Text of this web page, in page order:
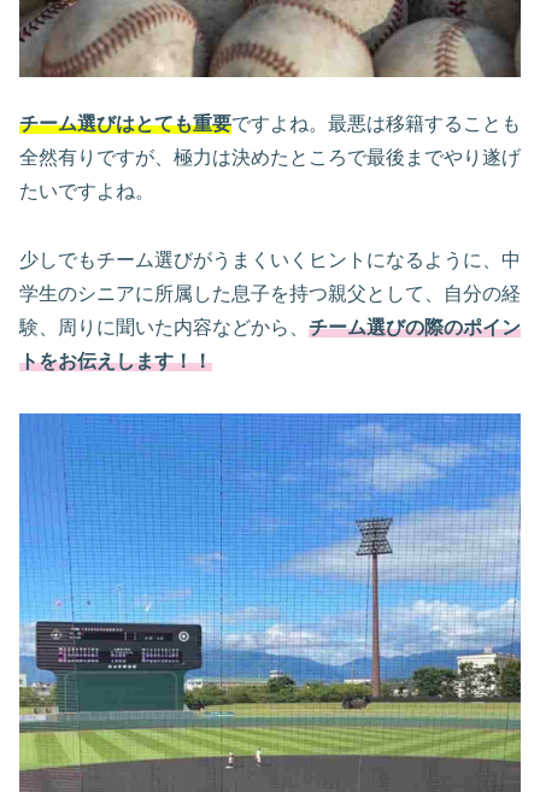
チーム選びはとても重要ですよね。最悪は移籍することも
全然有りですが、極力は決めたところで最後までやり遂げ
たいですよね。
少しでもチーム選びがうまくいくヒントになるように、中
学生のシニアに所属した息子を持つ親父として、自分の経
験、周りに聞いた内容などから、 チーム選びの際のポイン
トをお伝えします！！